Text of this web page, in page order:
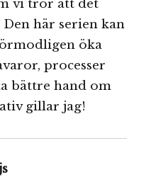
vi tror att det
här serien kan
öka
processer
bättre hand om
gillar jag!